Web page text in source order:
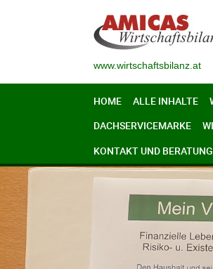
www.wirtschaftsbilanz.at
HOME ALLE INHALTE
DACHSERVICEMARKE
KONTAKT UND BERATUNG